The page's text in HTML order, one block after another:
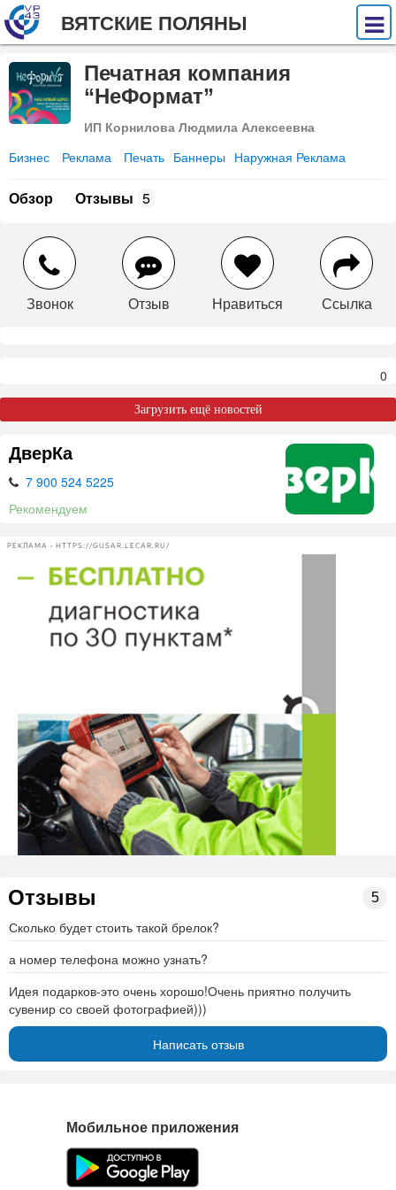
ВЯТСКИЕ ПОЛЯНЫ
Печатная компания
“НеФормат”
ИП Корнилова Людмила Алексеевна
Бизнес Реклама Печать Баннеры Наружная Реклама
Обзор Отзывы 5
Звонок Отзыв Нравиться Ссылка
0
Загрузить ещё новостей
ДверКа
7 900 524 5225
Рекомендуем
РЕКЛАМА • HTTPS://GUSAR.LECAR.RU/
Отзывы 5
Сколько будет стоить такой брелок?
а номер телефона можно узнать?
Идея подарков-это очень хорошо!Очень приятно получить
сувенир со своей фотографией)))
Написать отзыв
Мобильное приложения